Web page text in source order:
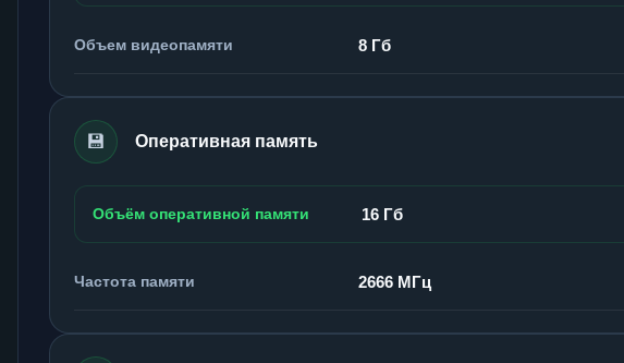
Объем видеопамяти 8 Гб
💾 Оперативная память
Объём оперативной памяти 16 Гб
Частота памяти 2666 МГц